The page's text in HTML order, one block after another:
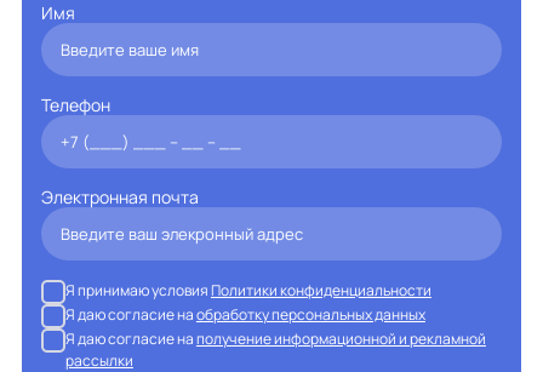
Имя
Телефон
Электронная почта
Я принимаю условияПолитики конфиденциальности
Я даю согласие наобработку персональных данных
Я даю согласие наполучение информационной и рекламной
рассылки